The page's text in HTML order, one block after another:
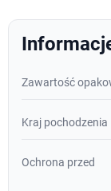
Zawartość
Kraj pochodzenia
Ochrona przed